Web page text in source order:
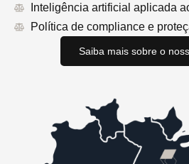
Inteligência artificial aplicada
Política de compliance e
Saiba mais sobre o